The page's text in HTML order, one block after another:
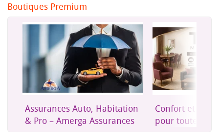
Boutiques Premium
Assurances Auto, Habitation
& Pro – Amerga Assurances
Confort et
pour toute la